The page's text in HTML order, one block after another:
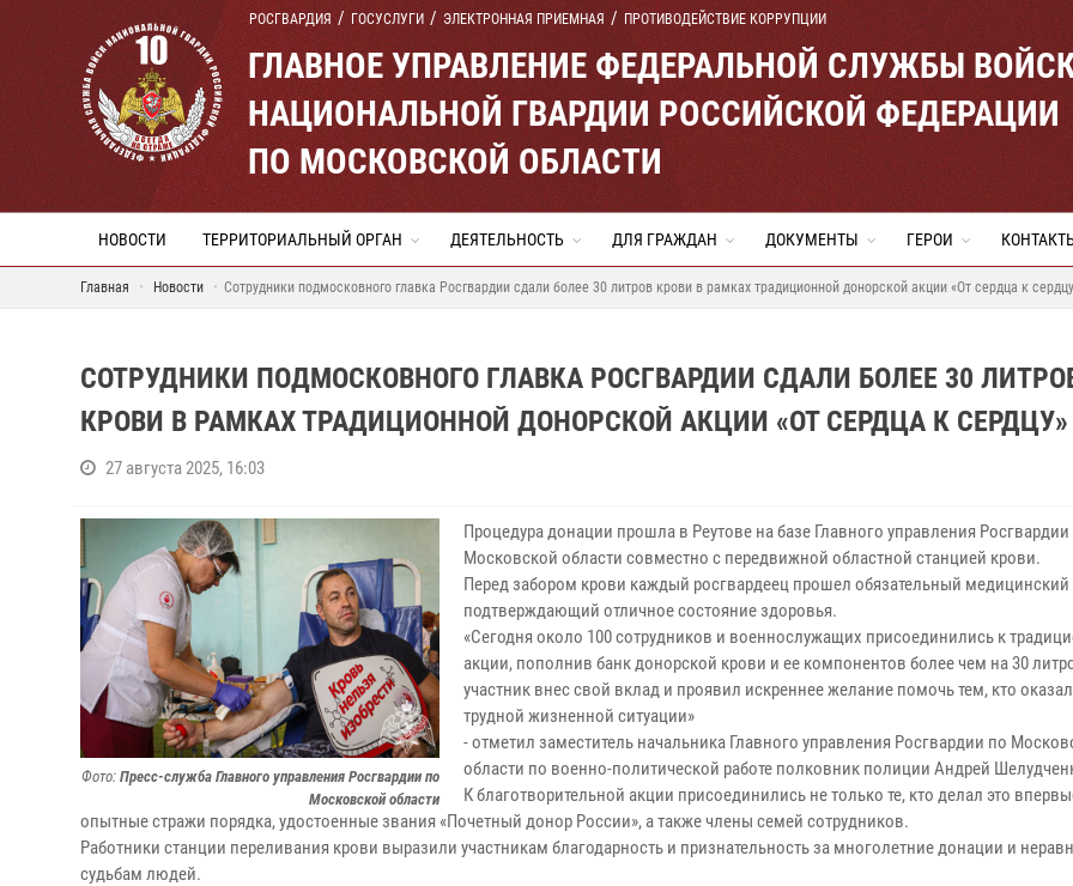
РОСГВАРДИЯ ГОСУСЛУГИ ЭЛЕКТРОННАЯ ПРИЕМНАЯ ПРОТИВОДЕЙСТВИЕ КОРРУПЦИИ
ГЛАВНОЕ УПРАВЛЕНИЕ ФЕДЕРАЛЬНОЙ СЛУЖБЫ
НАЦИОНАЛЬНОЙ ГВАРДИИ РОССИЙСКОЙ ФЕДЕРАЦИИ
ПО МОСКОВСКОЙ ОБЛАСТИ
НОВОСТИ ТЕРРИТОРИАЛЬНЫЙ ОРГАН ДЕЯТЕЛЬНОСТЬ ДЛЯ ГРАЖДАН ДОКУМЕНТЫ ГЕРОИ
Главная Новости Сотрудники подмосковного главка Росгвардии сдали более 30 литров крови в рамках традиционной донорской акции «От сердца к
СОТРУДНИКИ ПОДМОСКОВНОГО ГЛАВКА РОСГВАРДИИ СДАЛИ БОЛЕЕ 30
КРОВИ В РАМКАХ ТРАДИЦИОННОЙ ДОНОРСКОЙ АКЦИИ «ОТ СЕРДЦА К СЕРДЦУ»
27 августа 2025, 16:03
Фото: Пресс-служба Главного управления Росгвардии по
Московской области
Процедура донации прошла в Реутове на базе Главного управления Росгвардии
Московской области совместно с передвижной областной станцией крови.
Перед забором крови каждый росгвардеец прошел обязательный медицинский
подтверждающий отличное состояние здоровья.
«Сегодня около 100 сотрудников и военнослужащих присоединились к
акции, пополнив банк донорской крови и ее компонентов более чем на 30
участник внес свой вклад и проявил искреннее желание помочь тем, кто
трудной жизненной ситуации»
- отметил заместитель начальника Главного управления Росгвардии по
области по военно-политической работе полковник полиции Андрей
К благотворительной акции присоединились не только те, кто делал это
опытные стражи порядка, удостоенные звания «Почетный донор России», а также члены семей сотрудников.
Работники станции переливания крови выразили участникам благодарность и признательность за многолетние донации и
судьбам людей.